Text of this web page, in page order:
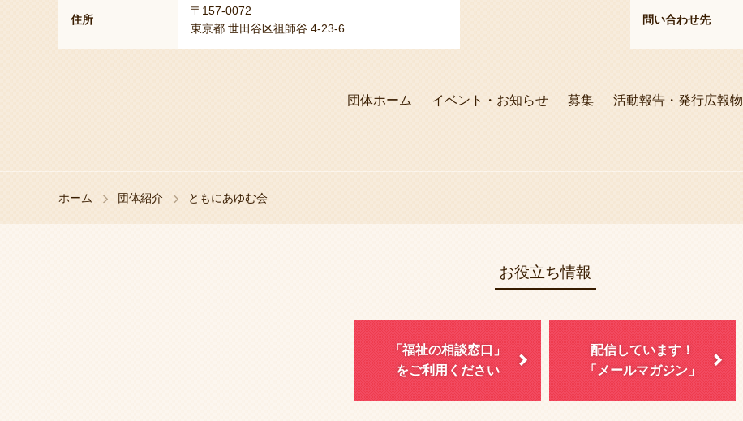
住所
〒157-0072
東京都 世田谷区祖師谷 4-23-6
問い合わせ先
団体ホーム イベント・お知らせ 募集 活動報告・発行広報物
ホーム 団体紹介 ともにあゆむ会
お役立ち情報
「福祉の相談窓口」
をご利用ください
配信しています！
「メールマガジン」